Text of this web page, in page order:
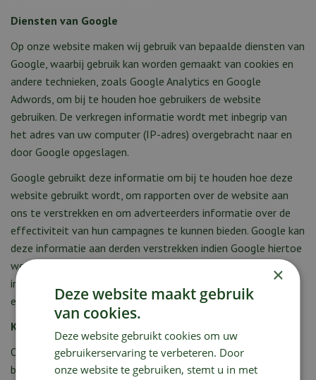
Diensten van Google
Op onze website maken wij gebruik van bepaalde diensten van
Google, waarbij gebruik kan worden gemaakt van cookies en
andere technieken, zoals Google Analytics en Google
Adwords, om bij te houden hoe gebruikers de website
gebruiken. De verkregen informatie wordt met inbegrip van
het adres van uw computer (IP-adres) overgebracht naar en
door Google opgeslagen.
Google gebruikt deze informatie om bij te houden hoe deze
website gebruikt wordt, om rapporten over de website aan
ons te verstrekken en om adverteerders informatie over de
effectiviteit van hun campagnes te kunnen bieden. Google kan
deze informatie aan derden verstrekken indien Google hiertoe
wettelijk wordt verplicht, of voor zover deze derden de
informatie namens Google verwerken. Wij hebben hier geen
enkele invloed op.
Klikgedrag en bezoekgegevens
Op de website worden door ons algemene bezoekgegevens
bijgehouden. In dit kader kan met name het IP-adres van uw
×
Deze website maakt gebruik
van cookies.
Deze website gebruikt cookies om uw
gebruikerservaring te verbeteren. Door
onze website te gebruiken, stemt u in met